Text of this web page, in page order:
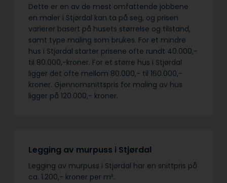
Dette er en av de mest omfattende jobbene
en maler i Stjørdal kan ta på seg, og prisen
varierer basert på husets størrelse og tilstand,
samt type maling som brukes. For et mindre
hus i Stjørdal starter prisene ofte rundt 40.000,-
til 80.000,-kroner. For et større hus i Stjørdal
ligger det ofte mellom 80.000,- til 160.000,-
kroner. Gjennomsnittspris for maling av hus
ligger på 120.000,- kroner.
Legging av murpuss i Stjørdal
Legging av murpuss i Stjørdal har en snittpris på
ca. 1.200,- kroner per m².